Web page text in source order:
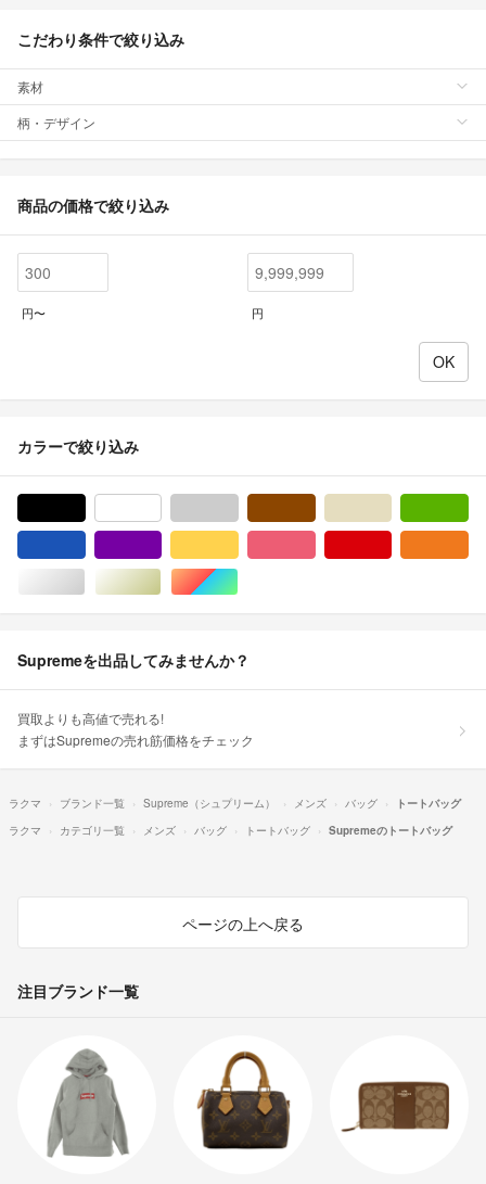
こだわり条件で絞り込み
素材
柄・デザイン
商品の価格で絞り込み
円〜 円
カラーで絞り込み
シルバー/銀色系ゴールド/金色系マルチカラー
Supremeを出品してみませんか？
買取よりも高値で売れる!
まずはSupremeの売れ筋価格をチェック
ラクマ ブランド一覧 Supreme（シュプリーム） メンズ バッグ
トートバッグ
ラクマ
カテゴリ一覧 メンズ バッグ トートバッグ Supremeのトートバッグ
ページの上へ戻る
注目ブランド一覧